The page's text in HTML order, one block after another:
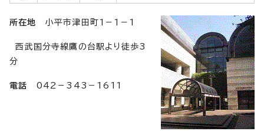
所在地 小平市津田町1－1－1
西武国分寺線鷹の台駅より徒歩3
分
電話 042－343－1611